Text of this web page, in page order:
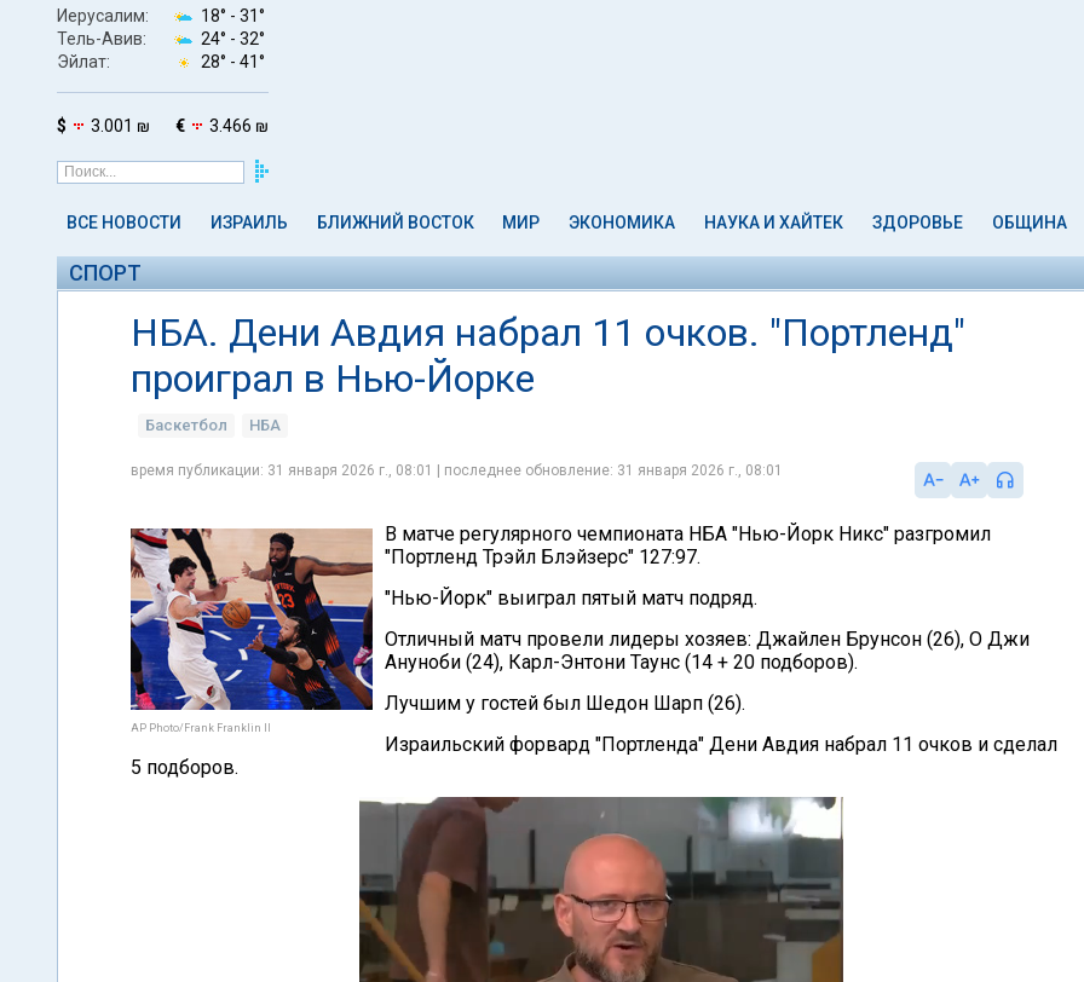
Иерусалим: 18° - 31°
Тель-Авив:
24° - 32°
Эйлат:
28° - 41°
$ 3.001 ₪ € 3.466 ₪
ВСЕ НОВОСТИ ИЗРАИЛЬ БЛИЖНИЙ ВОСТОК МИР ЭКОНОМИКА НАУКА И ХАЙТЕК ЗДОРОВЬЕ ОБЩИНА
СПОРТ
НБА. Дени Авдия набрал 11 очков. "Портленд"
проиграл в Нью-Йорке
Баскетбол НБА
время публикации: 31 января 2026 г., 08:01 | последнее обновление: 31 января 2026 г., 08:01
AP Photo/Frank Franklin II
В матче регулярного чемпионата НБА "Нью-Йорк Никс" разгромил
"Портленд Трэйл Блэйзерс" 127:97.
"Нью-Йорк" выиграл пятый матч подряд.
Отличный матч провели лидеры хозяев: Джайлен Брунсон (26), О Джи
Ануноби (24), Карл-Энтони Таунс (14 + 20 подборов).
Лучшим у гостей был Шедон Шарп (26).
Израильский форвард "Портленда" Дени Авдия набрал 11 очков и сделал
5 подборов.